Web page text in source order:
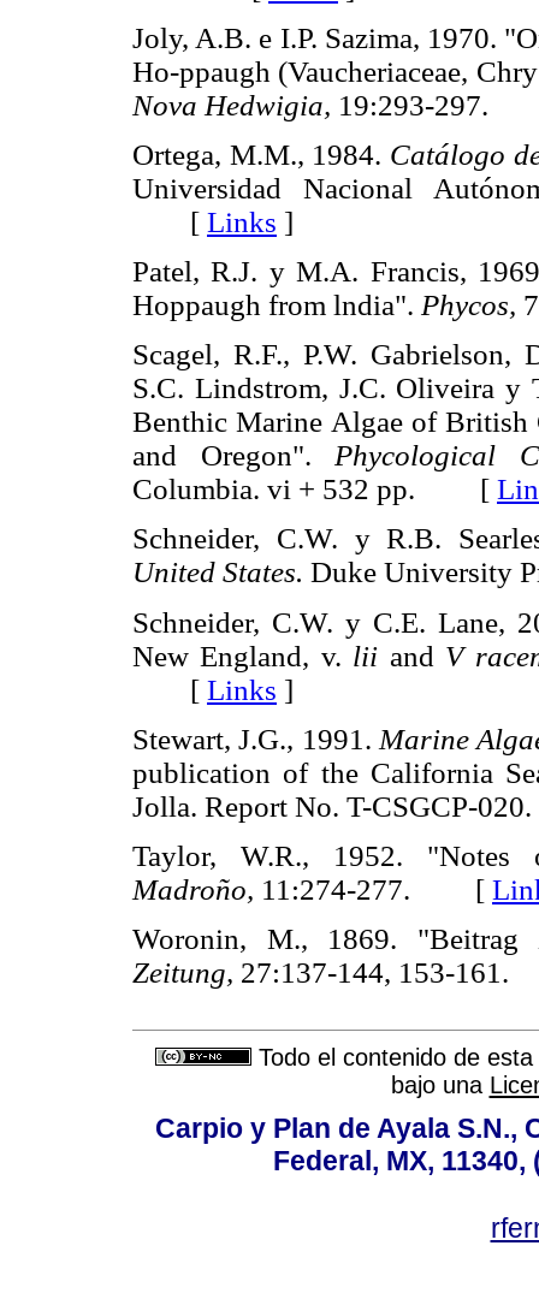
Joly, A.B. e I.P. Sazima, 1970.
Ho-ppaugh (Vaucheriaceae,
Nova Hedwigia, 19:293-
Ortega, M.M., 1984. Catálogo
Universidad Nacional
[ Links ]
Patel, R.J. y M.A. Francis,
Hoppaugh from lndia". Phycos,
Scagel, R.F., P.W.
S.C. Lindstrom, J.C. Oliveira y
Benthic Marine Algae of British
and Oregon". Phycological
Columbia. vi + 532 pp. [
Schneider, C.W. y R.B.
United States. Duke
Schneider, C.W. y C.E. Lane,
New England, v. lii and V
[ Links ]
Stewart, J.G., 1991. Marine
publication of the California
Jolla. Report No. T-CSGCP-
Taylor, W.R., 1952.
Madroño, 11:274-277. [
Woronin, M., 1869.
Zeitung, 27:137-144, 153-
Todo el contenido de
bajo una
Carpio y Plan de Ayala S.N.,
Federal, MX,